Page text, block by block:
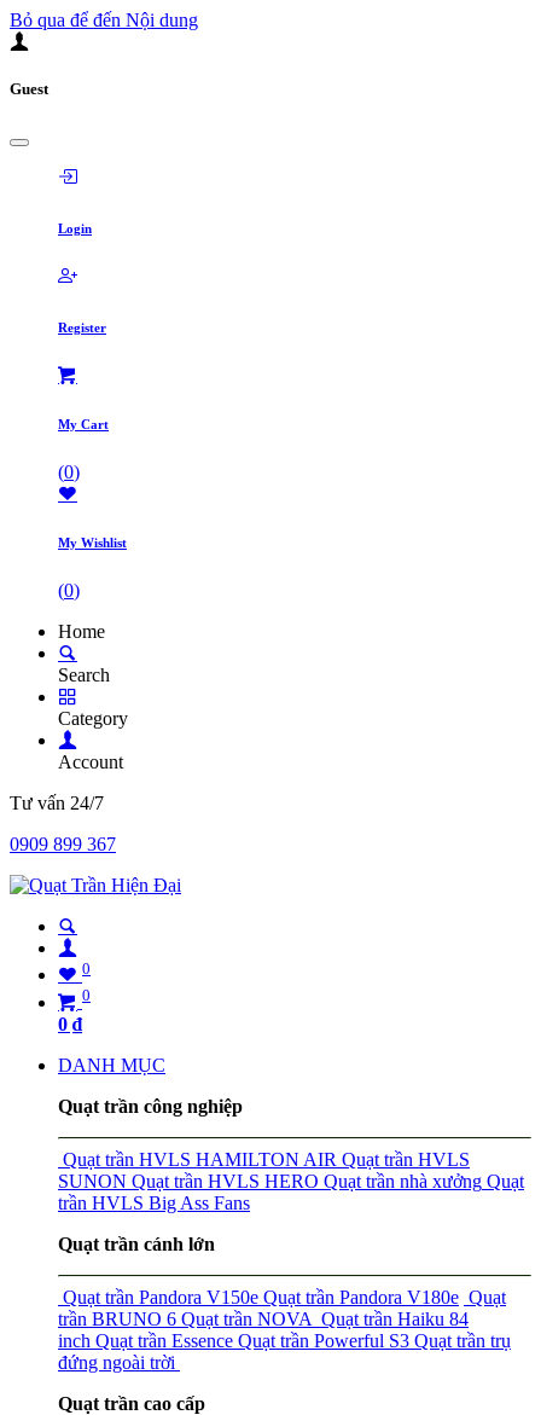
Bỏ qua để đến Nội dung
Guest
Login
Register
My Cart
(0)
My Wishlist
(0)
Home
Search
Category
Account
Tư vấn 24/7
0909 899 367
0
0
0 ₫
DANH MỤC
Quạt trần công nghiệp
Quạt trần HVLS HAMILTON AIR Quạt trần HVLS
SUNON Quạt trần HVLS HERO Quạt trần nhà xưởng Quạt
trần HVLS Big Ass Fans
Quạt trần cánh lớn
Quạt trần Pandora V150e Quạt trần Pandora V180e Quạt
trần BRUNO 6 Quạt trần NOVA Quạt trần Haiku 84
inch Quạt trần Essence Quạt trần Powerful S3 Quạt trần trụ
đứng ngoài trời
Quạt trần cao cấp